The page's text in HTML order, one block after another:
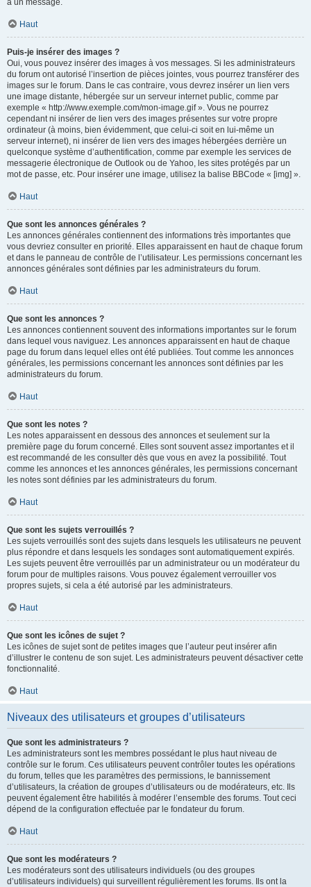
à un message.
Haut
Puis-je insérer des images ?
Oui, vous pouvez insérer des images à vos messages. Si les administrateurs
du forum ont autorisé l’insertion de pièces jointes, vous pourrez transférer des
images sur le forum. Dans le cas contraire, vous devrez insérer un lien vers
une image distante, hébergée sur un serveur internet public, comme par
exemple « http://www.exemple.com/mon-image.gif ». Vous ne pourrez
cependant ni insérer de lien vers des images présentes sur votre propre
ordinateur (à moins, bien évidemment, que celui-ci soit en lui-même un
serveur internet), ni insérer de lien vers des images hébergées derrière un
quelconque système d’authentification, comme par exemple les services de
messagerie électronique de Outlook ou de Yahoo, les sites protégés par un
mot de passe, etc. Pour insérer une image, utilisez la balise BBCode « [img] ».
Haut
Que sont les annonces générales ?
Les annonces générales contiennent des informations très importantes que
vous devriez consulter en priorité. Elles apparaissent en haut de chaque forum
et dans le panneau de contrôle de l’utilisateur. Les permissions concernant les
annonces générales sont définies par les administrateurs du forum.
Haut
Que sont les annonces ?
Les annonces contiennent souvent des informations importantes sur le forum
dans lequel vous naviguez. Les annonces apparaissent en haut de chaque
page du forum dans lequel elles ont été publiées. Tout comme les annonces
générales, les permissions concernant les annonces sont définies par les
administrateurs du forum.
Haut
Que sont les notes ?
Les notes apparaissent en dessous des annonces et seulement sur la
première page du forum concerné. Elles sont souvent assez importantes et il
est recommandé de les consulter dès que vous en avez la possibilité. Tout
comme les annonces et les annonces générales, les permissions concernant
les notes sont définies par les administrateurs du forum.
Haut
Que sont les sujets verrouillés ?
Les sujets verrouillés sont des sujets dans lesquels les utilisateurs ne peuvent
plus répondre et dans lesquels les sondages sont automatiquement expirés.
Les sujets peuvent être verrouillés par un administrateur ou un modérateur du
forum pour de multiples raisons. Vous pouvez également verrouiller vos
propres sujets, si cela a été autorisé par les administrateurs.
Haut
Que sont les icônes de sujet ?
Les icônes de sujet sont de petites images que l’auteur peut insérer afin
d’illustrer le contenu de son sujet. Les administrateurs peuvent désactiver cette
fonctionnalité.
Haut
Niveaux des utilisateurs et groupes d’utilisateurs
Que sont les administrateurs ?
Les administrateurs sont les membres possédant le plus haut niveau de
contrôle sur le forum. Ces utilisateurs peuvent contrôler toutes les opérations
du forum, telles que les paramètres des permissions, le bannissement
d’utilisateurs, la création de groupes d’utilisateurs ou de modérateurs, etc. Ils
peuvent également être habilités à modérer l’ensemble des forums. Tout ceci
dépend de la configuration effectuée par le fondateur du forum.
Haut
Que sont les modérateurs ?
Les modérateurs sont des utilisateurs individuels (ou des groupes
d’utilisateurs individuels) qui surveillent régulièrement les forums. Ils ont la